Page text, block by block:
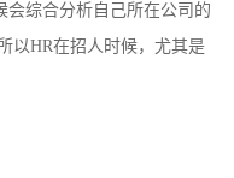
会综合分析自己所在公司的
以HR在招人时候，尤其是